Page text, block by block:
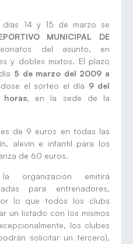
14 y 15 de marzo se
MUNICIPAL DE
del asunto, en
y dobles mixtos. El plazo
5 de marzo del 2009 a
el sorteo el día 9 del
, en la sede de la
de 9 euros en todas las
alevín e infantil para los
de 60 euros.
organización emitirá
para entrenadores,
lo que todos los clubs
un listado con los mismos
los clubes
solicitar un tercero),